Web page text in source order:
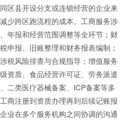
区县开设分支或连锁经营的企业来
少跨区跑流程的成本。工商服务涉
年报和经营范围调整等全环节；财
申报、旧账整理和财务报表编制；
税风险排查与合规指导；增值服务
资质、食品经营许可证、劳务派遣
二类医疗器械备案、ICP备案等多
商注册到资质办理再到后续记账报
业在多个服务机构之间协调的沟通